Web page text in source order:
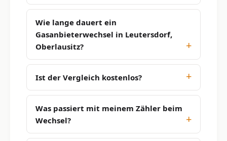
Wie lange dauert ein
Gasanbieterwechsel in Leutersdorf,
Oberlausitz?
Ist der Vergleich kostenlos?
Was passiert mit meinem Zähler beim
Wechsel?